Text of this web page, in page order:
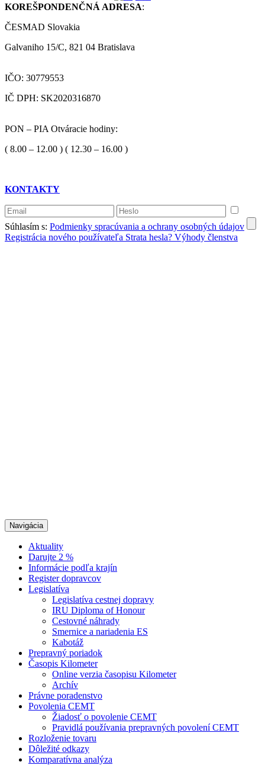
KOREŠPONDENČNÁ ADRESA:
ČESMAD Slovakia
Galvaniho 15/C, 821 04 Bratislava
IČO: 30779553
IČ DPH: SK2020316870
PON – PIA Otváracie hodiny:
( 8.00 – 12.00 ) ( 12.30 – 16.00 )
KONTAKTY
Súhlasím s: Podmienky spracúvania a ochrany osobných údajov
Registrácia nového používateľa Strata hesla? Výhody členstva
Navigácia
Aktuality
Darujte 2 %
Informácie podľa krajín
Register dopravcov
Legislatíva
Legislatíva cestnej dopravy
IRU Diploma of Honour
Cestovné náhrady
Smernice a nariadenia ES
Kabotáž
Prepravný poriadok
Časopis Kilometer
Online verzia časopisu Kilometer
Archív
Právne poradenstvo
Povolenia CEMT
Žiadosť o povolenie CEMT
Pravidlá používania prepravných povolení CEMT
Rozloženie tovaru
Dôležité odkazy
Komparatívna analýza